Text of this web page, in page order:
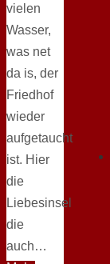
vielen
Wasser,
was net
da is, der
Friedhof
wieder
aufgetaucht
ist. Hier
die
Liebesinsel
die
auch…